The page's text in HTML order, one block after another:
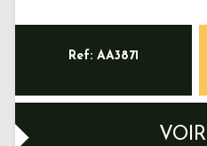
Ref: AA3871
VOIR